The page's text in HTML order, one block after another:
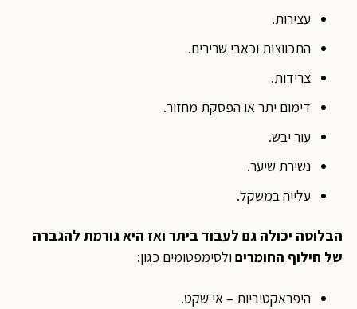
עצירות.
התכווצות וכאבי שרירים.
צרידות.
דימום יתר או הפסקת מחזור.
עור יבש.
נשירת שיער.
עלייה במשקל.
הבלוטה יכולה גם לעבוד ביתר ואז היא גורמת להגברה
של חילוף החומריםולסימפטומים כגון:
היפראקטיביות – אי שקט.